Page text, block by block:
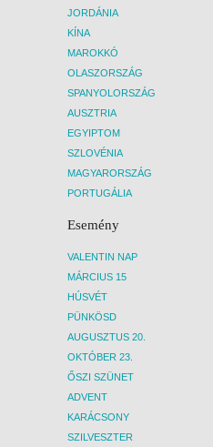
JORDÁNIA
KÍNA
MAROKKÓ
OLASZORSZÁG
SPANYOLORSZÁG
AUSZTRIA
EGYIPTOM
SZLOVÉNIA
MAGYARORSZÁG
PORTUGÁLIA
Esemény
VALENTIN NAP
MÁRCIUS 15
HÚSVÉT
PÜNKÖSD
AUGUSZTUS 20.
OKTÓBER 23.
ŐSZI SZÜNET
ADVENT
KARÁCSONY
SZILVESZTER